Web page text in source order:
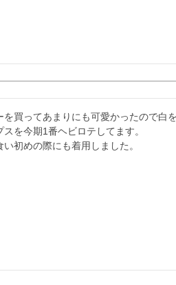
を買ってあまりにも可愛かったので白
スを今期1番ヘビロテしてます。
初めの際にも着用しました。